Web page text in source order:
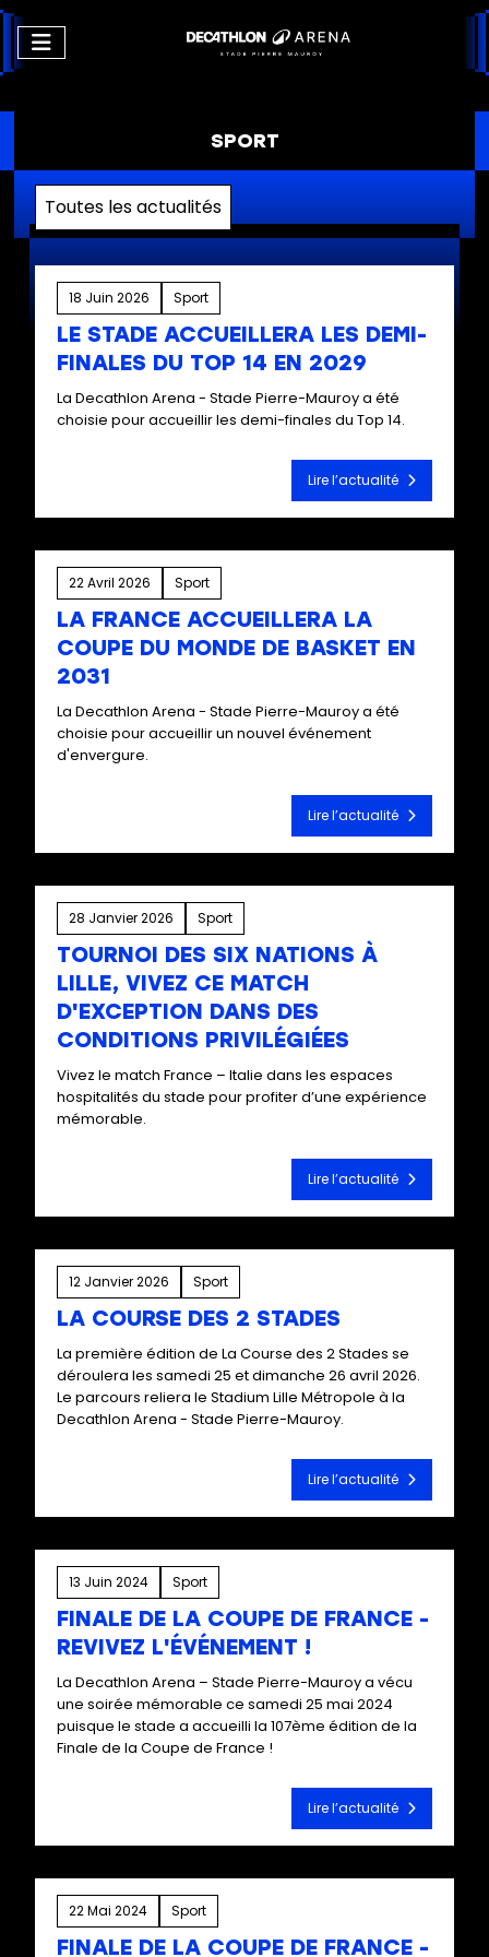
SPORT
Toutes les actualités
18 Juin 2026 Sport
LE STADE ACCUEILLERA LES DEMI-
FINALES DU TOP 14 EN 2029
La Decathlon Arena - Stade Pierre-Mauroy a été
choisie pour accueillir les demi-finales du Top 14.
Lire l’actualité
22 Avril 2026 Sport
LA FRANCE ACCUEILLERA LA
COUPE DU MONDE DE BASKET EN
2031
La Decathlon Arena - Stade Pierre-Mauroy a été
choisie pour accueillir un nouvel événement
d'envergure.
Lire l’actualité
28 Janvier 2026 Sport
TOURNOI DES SIX NATIONS À
LILLE, VIVEZ CE MATCH
D'EXCEPTION DANS DES
CONDITIONS PRIVILÉGIÉES
Vivez le match France – Italie dans les espaces
hospitalités du stade pour profiter d’une expérience
mémorable.
Lire l’actualité
12 Janvier 2026 Sport
LA COURSE DES 2 STADES
La première édition de La Course des 2 Stades se
déroulera les samedi 25 et dimanche 26 avril 2026.
Le parcours reliera le Stadium Lille Métropole à la
Decathlon Arena - Stade Pierre-Mauroy.
Lire l’actualité
13 Juin 2024 Sport
FINALE DE LA COUPE DE FRANCE -
REVIVEZ L'ÉVÉNEMENT !
La Decathlon Arena – Stade Pierre-Mauroy a vécu
une soirée mémorable ce samedi 25 mai 2024
puisque le stade a accueilli la 107ème édition de la
Finale de la Coupe de France !
Lire l’actualité
22 Mai 2024 Sport
FINALE DE LA COUPE DE FRANCE -